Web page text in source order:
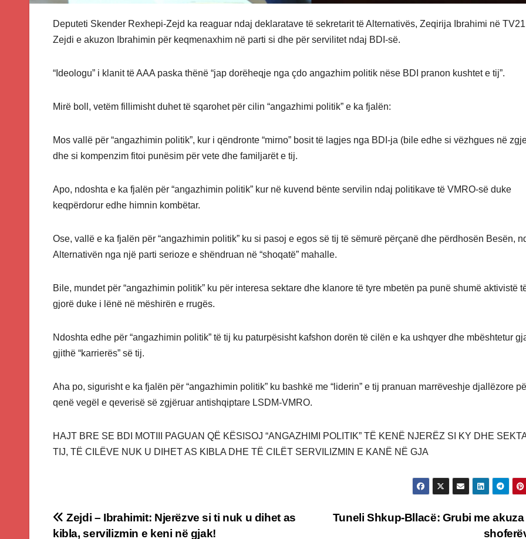
Deputeti Skender Rexhepi-Zejd ka reaguar ndaj deklaratave të sekretarit të Alternativës, Zeqirija Ibrahimi në
Zejdi e akuzon Ibrahimin për keqmenaxhim në parti si dhe për servilitet ndaj BDI-së.
“Ideologu” i klanit të AAA paska thënë “jap dorëheqje nga çdo angazhim politik nëse BDI pranon kushtet e tij”.
Mirë boll, vetëm fillimisht duhet të sqarohet për cilin “angazhimi politik” e ka fjalën:
Mos vallë për “angazhimin politik”, kur i qëndronte “mirno” bosit të lagjes nga BDI-ja (bile edhe si vëzhgues në
dhe si kompenzim fitoi punësim për vete dhe familjarët e tij.
Apo, ndoshta e ka fjalën për “angazhimin politik” kur në kuvend bënte servilin ndaj politikave të VMRO-së duke
keqpërdorur edhe himnin kombëtar.
Ose, vallë e ka fjalën për “angazhimin politik” ku si pasoj e egos së tij të sëmurë përçanë dhe përdhosën Besën,
Alternativën nga një parti serioze e shëndruan në “shoqatë” mahalle.
Bile, mundet për “angazhimin politik” ku për interesa sektare dhe klanore të tyre mbetën pa punë shumë aktivistë
gjorë duke i lënë në mëshirën e rrugës.
Ndoshta edhe për “angazhimin politik” të tij ku paturpësisht kafshon dorën të cilën e ka ushqyer dhe mbështetur
gjithë “karrierës” së tij.
Aha po, sigurisht e ka fjalën për “angazhimin politik” ku bashkë me “liderin” e tij pranuan marrëveshje djallëzore
qenë vegël e qeverisë së zgjëruar antishqiptare LSDM-VMRO.
HAJT BRE SE BDI MOTIII PAGUAN QË KËSISOJ “ANGAZHIMI POLITIK” TË KENË NJERËZ SI KY DHE
TIJ, TË CILËVE NUK U DIHET AS KIBLA DHE TË CILËT SERVILIZMIN E KANË NË GJA
Post
Tuneli Shkup-Bllacë: Grubi me
Zejdi – Ibrahimit: Njerëzve si ti nuk u dihet as
kibla, servilizmin e keni në gjak!